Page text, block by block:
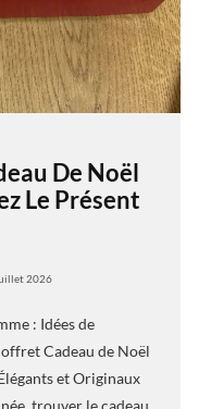
De Noël
Le Présent
2026
: Idées de
Cadeau de Noël
et Originaux
trouver le cadeau